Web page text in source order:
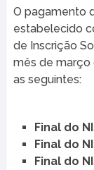
O pagamento
estabelecido
de Inscrição
mês de março
as seguintes:
Final do
Final do
Final do